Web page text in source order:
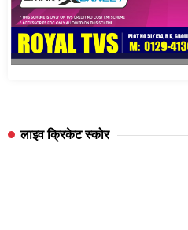
लाइव क्रिकेट स्कोर